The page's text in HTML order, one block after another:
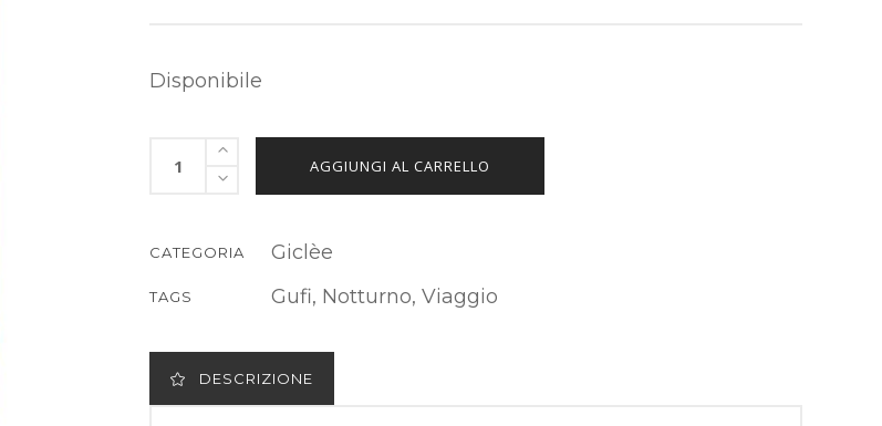
Disponibile
AGGIUNGI AL CARRELLO
CATEGORIA Giclèe
TAGS Gufi, Notturno, Viaggio
DESCRIZIONE